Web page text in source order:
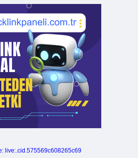
live:.cid.575569c608265c69